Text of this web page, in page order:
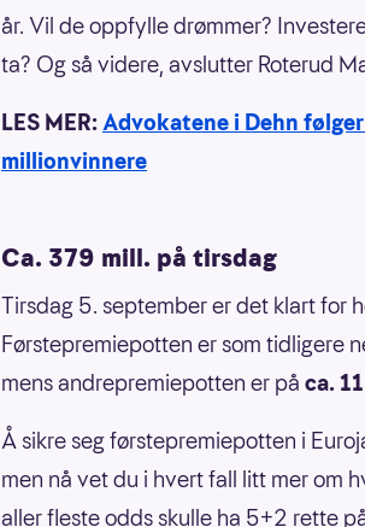
år. Vil de oppfylle drømmer?
ta? Og så videre, avslutter Roterud
LES MER:Advokatene i Dehn
millionvinnere
Ca. 379 mill. på tirsdag
Tirsdag 5. september er det klart for
Førstepremiepotten er som tidligere
mens andrepremiepotten er på ca.
Å sikre seg førstepremiepotten i
men nå vet du i hvert fall litt mer om
aller fleste odds skulle ha 5+2 rette